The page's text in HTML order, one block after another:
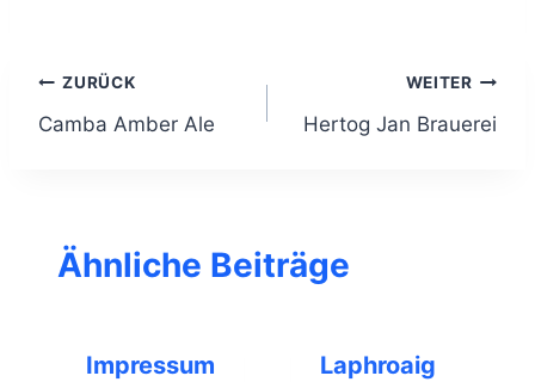
Beitragsnavigation
ZURÜCK
Camba Amber Ale
WEITER
Hertog Jan Brauerei
Ähnliche Beiträge
Impressum
Laphroaig